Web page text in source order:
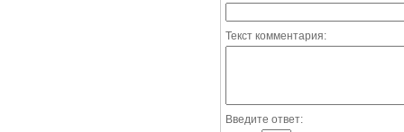
Текст комментария:
Введите ответ: